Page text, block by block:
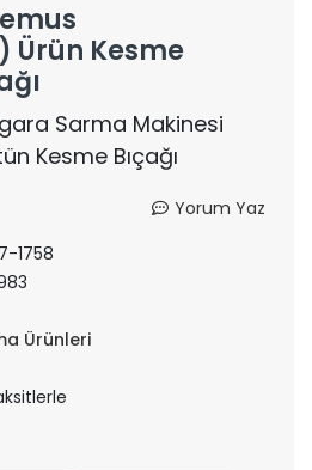
Kesme
Sarma Makinesi
Kesme Bıçağı
Yorum Yaz
1758
Ürünleri